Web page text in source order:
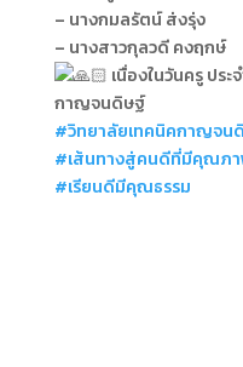
– นางกมลรัตน์ ส่งรุ่ง
– นางสาวกุลวดี คงฤกษ์
เนื่องในวันครู ปร
กาญจนดิษฐ์
#วิทยาลัยเทคนิคกาญจน
#เส้นทางสู่คนดีที่มีคุณภ
#เรียนดีมีคุณธรรม